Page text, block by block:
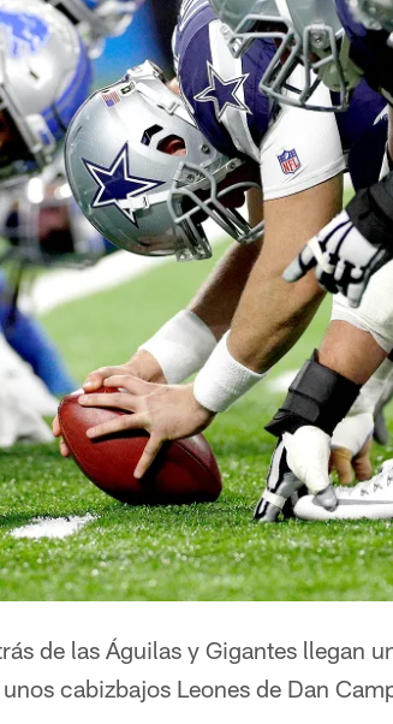
de las Águilas y Gigantes llegan
cabizbajos Leones de Dan